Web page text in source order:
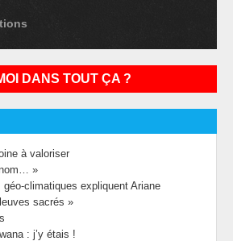
DANS TOUT ÇA ?
à valoriser
»
géo-climatiques expliquent Ariane
sacrés »
: j’y étais !